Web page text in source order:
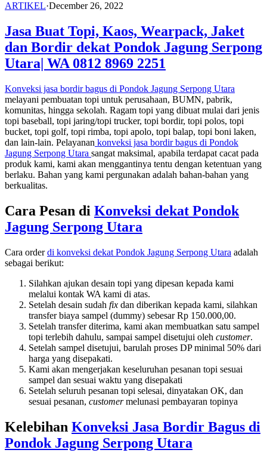
ARTIKEL·December 26, 2022
Jasa Buat Topi, Kaos, Wearpack, Jaket
dan Bordir dekat Pondok Jagung Serpong
Utara| WA 0812 8969 2251
Konveksi jasa bordir bagus di Pondok Jagung Serpong Utara
melayani pembuatan topi untuk perusahaan, BUMN, pabrik,
komunitas, hingga sekolah. Ragam topi yang dibuat mulai dari jenis
topi baseball, topi jaring/topi trucker, topi bordir, topi polos, topi
bucket, topi golf, topi rimba, topi apolo, topi balap, topi boni laken,
dan lain-lain. Pelayanan konveksi jasa bordir bagus di Pondok
Jagung Serpong Utara sangat maksimal, apabila terdapat cacat pada
produk kami, kami akan menggantinya tentu dengan ketentuan yang
berlaku. Bahan yang kami pergunakan adalah bahan-bahan yang
berkualitas.
Cara Pesan di Konveksi dekat Pondok
Jagung Serpong Utara
Cara orderdi konveksi dekat Pondok Jagung Serpong Utara adalah
sebagai berikut:
Silahkan ajukan desain topi yang dipesan kepada kami
melalui kontak WA kami di atas.
Setelah desain sudah fix dan diberikan kepada kami, silahkan
transfer biaya sampel (dummy) sebesar Rp 150.000,00.
Setelah transfer diterima, kami akan membuatkan satu sampel
topi terlebih dahulu, sampai sampel disetujui oleh customer.
Setelah sampel disetujui, barulah proses DP minimal 50% dari
harga yang disepakati.
Kami akan mengerjakan keseluruhan pesanan topi sesuai
sampel dan sesuai waktu yang disepakati
Setelah seluruh pesanan topi selesai, dinyatakan OK, dan
sesuai pesanan, customermelunasi pembayaran topinya
Kelebihan Konveksi Jasa Bordir Bagus di
Pondok Jagung Serpong Utara